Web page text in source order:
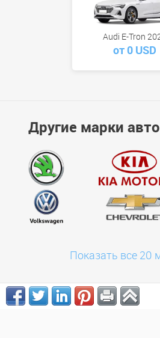
Audi E-Tron
от 0 USD
Другие марки
Показать все 20